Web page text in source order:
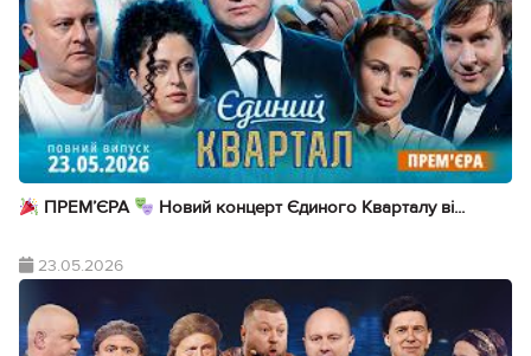
ПРЕМ’ЄРА Новий концерт Єдиного Кварталу ві...
23.05.2026